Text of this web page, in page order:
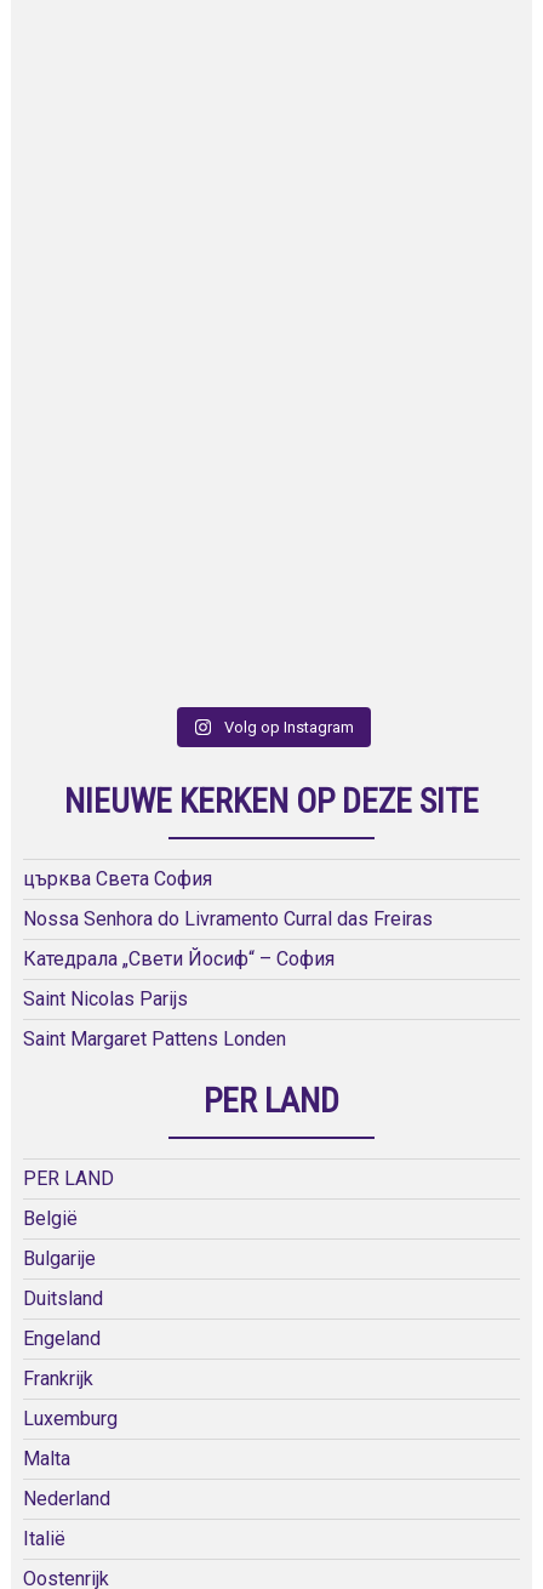
Volg op Instagram
NIEUWE KERKEN OP DEZE SITE
църква Света София
Nossa Senhora do Livramento Curral das Freiras
Катедрала „Свети Йосиф“ – София
Saint Nicolas Parijs
Saint Margaret Pattens Londen
PER LAND
PER LAND
België
Bulgarije
Duitsland
Engeland
Frankrijk
Luxemburg
Malta
Nederland
Italië
Oostenrijk